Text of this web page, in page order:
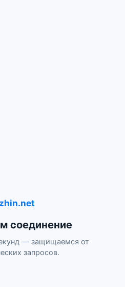
соединение
— защищаемся от
запросов.